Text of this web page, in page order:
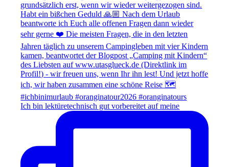
Ich bin lektüretechnisch gut vorbereitet auf meine